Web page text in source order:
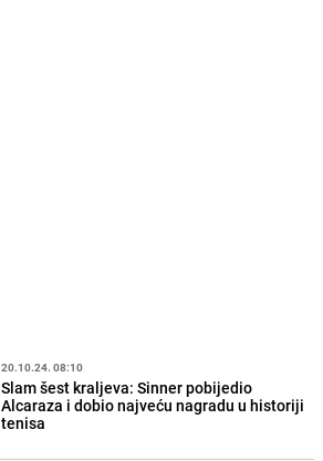
20.10.24. 08:10
Slam šest kraljeva: Sinner pobijedio
Alcaraza i dobio najveću nagradu u historiji
tenisa